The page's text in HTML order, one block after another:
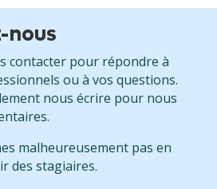
nous
contacter pour répondre à
ou à vos questions.
nous écrire pour nous
malheureusement pas en
des stagiaires.